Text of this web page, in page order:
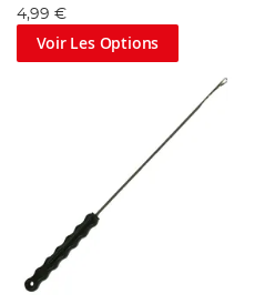
4,99 €
Voir Les Options